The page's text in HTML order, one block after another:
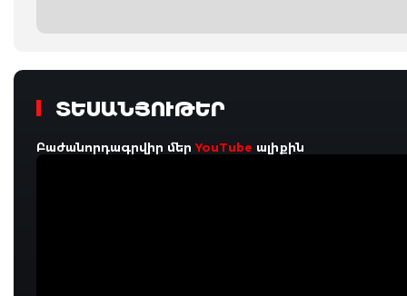
ՏԵՍԱՆՅՈՒԹԵՐ
Բաժանորդագրվիր մերYouTube ալիքին